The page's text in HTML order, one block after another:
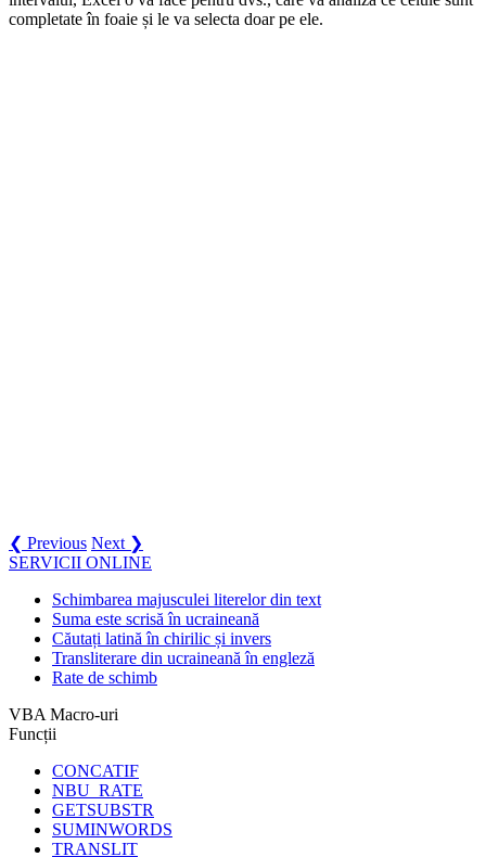
completate în foaie și le va selecta doar pe ele.
❮ Previous Next ❯
SERVICII ONLINE
Schimbarea majusculei literelor din text
Suma este scrisă în ucraineană
Căutați latină în chirilic și invers
Transliterare din ucraineană în engleză
Rate de schimb
VBA Macro-uri
Funcții
CONCATIF
NBU_RATE
GETSUBSTR
SUMINWORDS
TRANSLIT